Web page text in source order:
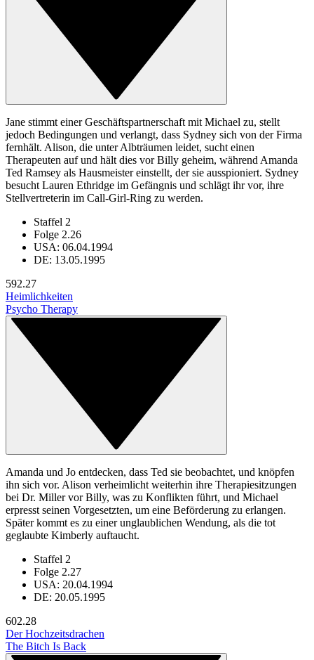
Jane stimmt einer Geschäftspartnerschaft mit Michael zu, stellt
jedoch Bedingungen und verlangt, dass Sydney sich von der Firma
fernhält. Alison, die unter Albträumen leidet, sucht einen
Therapeuten auf und hält dies vor Billy geheim, während Amanda
Ted Ramsey als Hausmeister einstellt, der sie ausspioniert. Sydney
besucht Lauren Ethridge im Gefängnis und schlägt ihr vor, ihre
Stellvertreterin im Call-Girl-Ring zu werden.
Staffel 2
Folge 2.26
USA: 06.04.1994
DE: 13.05.1995
592.27
Heimlichkeiten
Psycho Therapy
Amanda und Jo entdecken, dass Ted sie beobachtet, und knöpfen
ihn sich vor. Alison verheimlicht weiterhin ihre Therapiesitzungen
bei Dr. Miller vor Billy, was zu Konflikten führt, und Michael
erpresst seinen Vorgesetzten, um eine Beförderung zu erlangen.
Später kommt es zu einer unglaublichen Wendung, als die tot
geglaubte Kimberly auftaucht.
Staffel 2
Folge 2.27
USA: 20.04.1994
DE: 20.05.1995
602.28
Der Hochzeitsdrachen
The Bitch Is Back